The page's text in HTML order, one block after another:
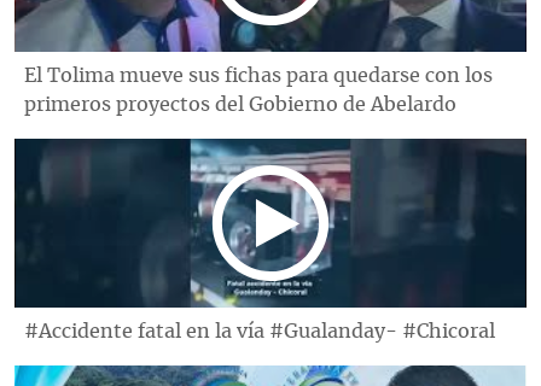
El Tolima mueve sus fichas para quedarse con los
primeros proyectos del Gobierno de Abelardo
#Accidente fatal en la vía #Gualanday- #Chicoral